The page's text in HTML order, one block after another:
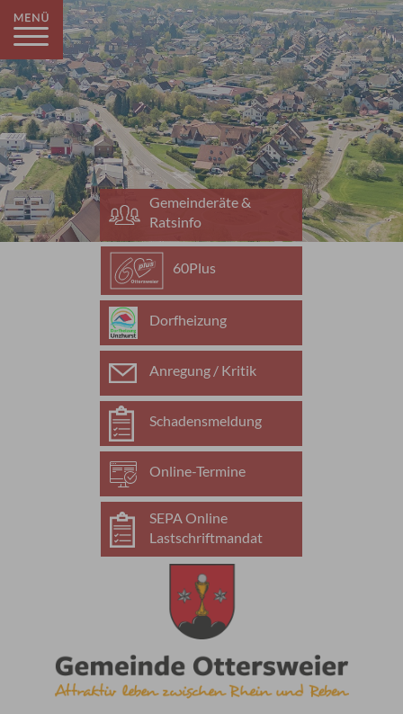
Gemeinderäte &
Ratsinfo
60Plus
Dorfheizung
Anregung / Kritik
Schadensmeldung
Online-Termine
SEPA Online
Lastschriftmandat